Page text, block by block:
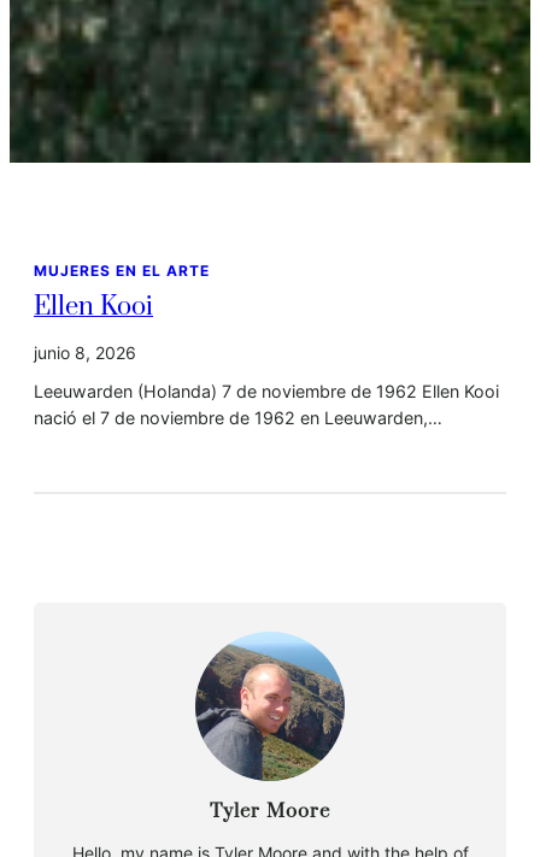
MUJERES EN EL ARTE
Ellen Kooi
junio 8, 2026
Leeuwarden (Holanda) 7 de noviembre de 1962 Ellen Kooi
nació el 7 de noviembre de 1962 en Leeuwarden,…
Tyler Moore